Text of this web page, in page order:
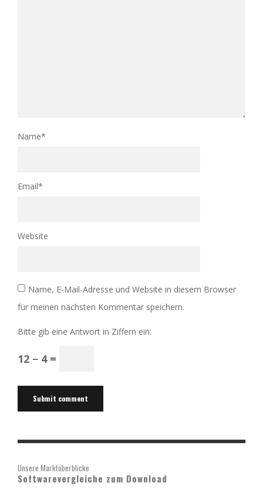
Name*
Email*
Website
Name, E-Mail-Adresse und Website in diesem Browser
für meinen nächsten Kommentar speichern.
Bitte gib eine Antwort in Ziffern ein:
12 − 4 =
Unsere Marktüberblicke
Softwarevergleiche zum Download